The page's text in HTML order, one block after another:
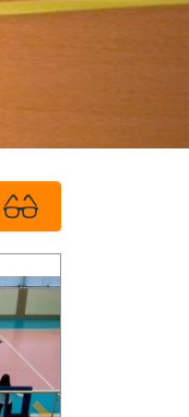
Next